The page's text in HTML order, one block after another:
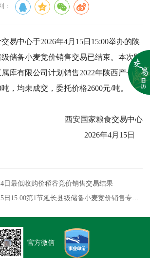
：
易中心于2026年4月15日15:00举办的陕
储备小麦竞价销售交易已结束。本次陕
库有限公司计划销售2022年陕西产一等
，均未成交，委托价格2600元/吨。
西安国家粮食交易中心
2026年4月15日
日最低收购价稻谷竞价销售交易结果
下一条：2026年4月15日15:00第1节延长县级储备小麦竞价销售专场交易结果
官方微信